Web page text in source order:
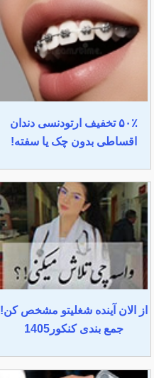
۵۰٪ تخفیف ارتودنسی دندان
اقساطی بدون چک یا سفته!
از الان آینده شغلیتو مشخص کن!
جمع بندی کنکور1405